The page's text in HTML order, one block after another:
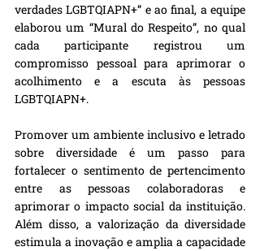
verdades LGBTQIAPN+” e ao final, a equipe
elaborou um “Mural do Respeito”, no qual
cada participante registrou um
compromisso pessoal para aprimorar o
acolhimento e a escuta às pessoas
LGBTQIAPN+.
Promover um ambiente inclusivo e letrado
sobre diversidade é um passo para
fortalecer o sentimento de pertencimento
entre as pessoas colaboradoras e
aprimorar o impacto social da instituição.
Além disso, a valorização da diversidade
estimula a inovação e amplia a capacidade